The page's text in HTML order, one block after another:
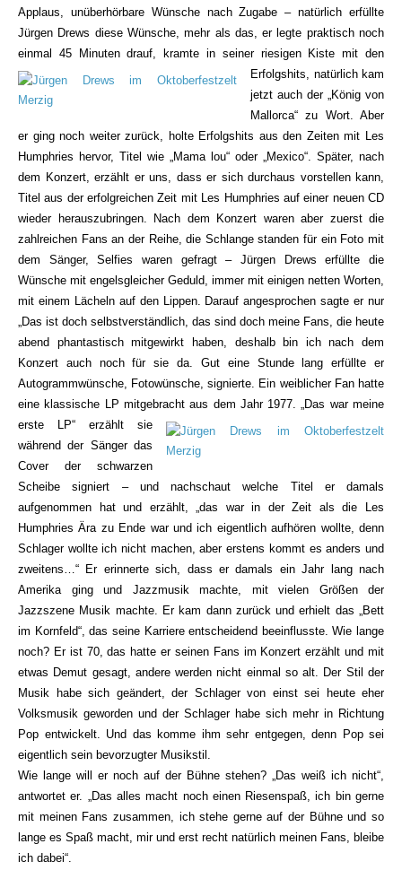
Applaus, unüberhörbare Wünsche nach Zugabe – natürlich erfüllte
Jürgen Drews diese Wünsche, mehr als das, er legte praktisch noch
einmal 45 Minuten drauf, kramte in seiner riesigen Kiste mit den
Erfolgshits, natürlich kam
jetzt auch der „König von
Mallorca“ zu Wort. Aber
er ging noch weiter zurück, holte Erfolgshits aus den Zeiten mit Les
Humphries hervor, Titel wie „Mama lou“ oder „Mexico“. Später, nach
dem Konzert, erzählt er uns, dass er sich durchaus vorstellen kann,
Titel aus der erfolgreichen Zeit mit Les Humphries auf einer neuen CD
wieder herauszubringen. Nach dem Konzert waren aber zuerst die
zahlreichen Fans an der Reihe, die Schlange standen für ein Foto mit
dem Sänger, Selfies waren gefragt – Jürgen Drews erfüllte die
Wünsche mit engelsgleicher Geduld, immer mit einigen netten Worten,
mit einem Lächeln auf den Lippen. Darauf angesprochen sagte er nur
„Das ist doch selbstverständlich, das sind doch meine Fans, die heute
abend phantastisch mitgewirkt haben, deshalb bin ich nach dem
Konzert auch noch für sie da. Gut eine Stunde lang erfüllte er
Autogrammwünsche, Fotowünsche, signierte. Ein weiblicher Fan hatte
eine klassische LP mitgebracht aus dem Jahr 1977. „Das war meine
erste LP“ erzählt sie
während der Sänger das
Cover der schwarzen
Scheibe signiert – und nachschaut welche Titel er damals
aufgenommen hat und erzählt, „das war in der Zeit als die Les
Humphries Ära zu Ende war und ich eigentlich aufhören wollte, denn
Schlager wollte ich nicht machen, aber erstens kommt es anders und
zweitens…“ Er erinnerte sich, dass er damals ein Jahr lang nach
Amerika ging und Jazzmusik machte, mit vielen Größen der
Jazzszene Musik machte. Er kam dann zurück und erhielt das „Bett
im Kornfeld“, das seine Karriere entscheidend beeinflusste. Wie lange
noch? Er ist 70, das hatte er seinen Fans im Konzert erzählt und mit
etwas Demut gesagt, andere werden nicht einmal so alt. Der Stil der
Musik habe sich geändert, der Schlager von einst sei heute eher
Volksmusik geworden und der Schlager habe sich mehr in Richtung
Pop entwickelt. Und das komme ihm sehr entgegen, denn Pop sei
eigentlich sein bevorzugter Musikstil.
Wie lange will er noch auf der Bühne stehen? „Das weiß ich nicht“,
antwortet er. „Das alles macht noch einen Riesenspaß, ich bin gerne
mit meinen Fans zusammen, ich stehe gerne auf der Bühne und so
lange es Spaß macht, mir und erst recht natürlich meinen Fans, bleibe
ich dabei“.